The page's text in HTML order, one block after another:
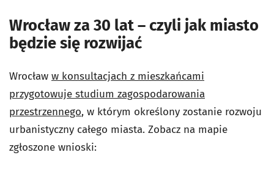
Wrocław za 30 lat – czyli jak miasto
będzie się rozwijać
Wrocław w konsultacjach z mieszkańcami
przygotowuje studium zagospodarowania
przestrzennego, w którym określony zostanie rozwoju
urbanistyczny całego miasta. Zobacz na mapie
zgłoszone wnioski: